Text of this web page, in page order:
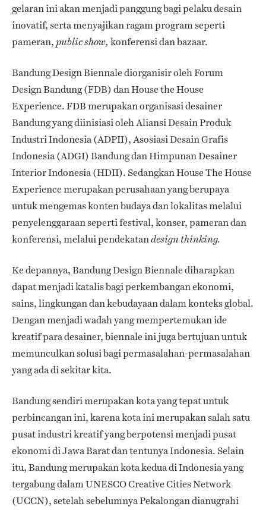
gelaran ini akan menjadi panggung bagi pelaku desain
inovatif, serta menyajikan ragam program seperti
pameran, public show, konferensi dan bazaar.
Bandung Design Biennale diorganisir oleh Forum
Design Bandung (FDB) dan House the House
Experience. FDB merupakan organisasi desainer
Bandung yang diinisiasi oleh Aliansi Desain Produk
Industri Indonesia (ADPII), Asosiasi Desain Grafis
Indonesia (ADGI) Bandung dan Himpunan Desainer
Interior Indonesia (HDII). Sedangkan House The House
Experience merupakan perusahaan yang berupaya
untuk mengemas konten budaya dan lokalitas melalui
penyelenggaraan seperti festival, konser, pameran dan
konferensi, melalui pendekatandesign thinking.
Ke depannya, Bandung Design Biennale diharapkan
dapat menjadi katalis bagi perkembangan ekonomi,
sains, lingkungan dan kebudayaan dalam konteks global.
Dengan menjadi wadah yang mempertemukan ide
kreatif para desainer, biennale ini juga bertujuan untuk
memunculkan solusi bagi permasalahan-permasalahan
yang ada di sekitar kita.
Bandung sendiri merupakan kota yang tepat untuk
perbincangan ini, karena kota ini merupakan salah satu
pusat industri kreatif yang berpotensi menjadi pusat
ekonomi di Jawa Barat dan tentunya Indonesia. Selain
itu, Bandung merupakan kota kedua di Indonesia yang
tergabung dalam UNESCO Creative Cities Network
(UCCN), setelah sebelumnya Pekalongan dianugrahi